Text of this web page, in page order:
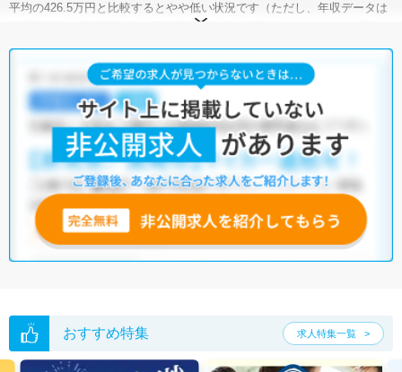
平均の426.5万円と比較するとやや低い状況です（ただし、年収データは
作業療法士・言語聴覚士・視能訓練士を含む統計値です）。また、愛知
有効求人倍率は、全国平均が4.13倍なのに対して、愛知県は7.00倍。理学
療法士の需要は非常に高いと言えます。加えて、愛知県には病院が318施
設、クリニックが4,689施設、介護施設が10,337施設あり、理学療法士と
して働ける施設が豊富です。さまざまな求人の中から、ぜひ自分の条件
に合った職場を探してみてください。
マイナビコメディカルには、【車通勤可】【駅から徒歩10分以内】【駅
から徒歩5分以内】など、働きやすさを重視した理学療法士の求人がそろ
っています。さらに、マイナビコメディカルでは、限定求人や非公開求
人のご紹介も可能です。お気軽にご相談ください。
※各種数字情報は2022年8月 マイナビ調べによる
サイト上に掲載されている求人の他に、
転職支援サービスにお申し込みいただくと、全求人からご希望条件に合
う求人を提案させていただきます。
おすすめ特集 求人特集一覧